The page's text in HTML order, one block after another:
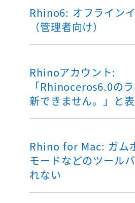
Rhino6: オフライン
（管理者向け）
Rhinoアカウント:
「Rhinoceros6.0の
新できません。」と
Rhino for Mac: ガム
モードなどのツール
れない